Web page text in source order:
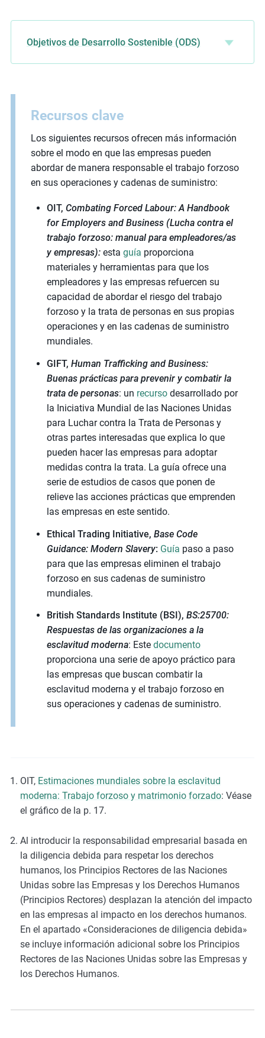
Objetivos de Desarrollo Sostenible (ODS)
Recursos clave
Los siguientes recursos ofrecen más información
sobre el modo en que las empresas pueden
abordar de manera responsable el trabajo forzoso
en sus operaciones y cadenas de suministro:
OIT, Combating Forced Labour: A Handbook
for Employers and Business (Lucha contra el
trabajo forzoso: manual para empleadores/as
y empresas):esta guía proporciona
materiales y herramientas para que los
empleadores y las empresas refuercen su
capacidad de abordar el riesgo del trabajo
forzoso y la trata de personas en sus propias
operaciones y en las cadenas de suministro
mundiales.
GIFT, Human Trafficking and Business:
Buenas prácticas para prevenir y combatir la
trata de personas: un recursodesarrollado por
la Iniciativa Mundial de las Naciones Unidas
para Luchar contra la Trata de Personas y
otras partes interesadas que explica lo que
pueden hacer las empresas para adoptar
medidas contra la trata. La guía ofrece una
serie de estudios de casos que ponen de
relieve las acciones prácticas que emprenden
las empresas en este sentido.
Ethical Trading Initiative, Base Code
Guidance: Modern Slavery: Guía paso a paso
para que las empresas eliminen el trabajo
forzoso en sus cadenas de suministro
mundiales.
British Standards Institute (BSI), BS:25700:
Respuestas de las organizaciones a la
esclavitud moderna: Este documento
proporciona una serie de apoyo práctico para
las empresas que buscan combatir la
esclavitud moderna y el trabajo forzoso en
sus operaciones y cadenas de suministro.
OIT, Estimaciones mundiales sobre la esclavitud
moderna: Trabajo forzoso y matrimonio forzado: Véase
el gráfico de la p. 17.
Al introducir la responsabilidad empresarial basada en
la diligencia debida para respetar los derechos
humanos, los Principios Rectores de las Naciones
Unidas sobre las Empresas y los Derechos Humanos
(Principios Rectores) desplazan la atención del impacto
en las empresas al impacto en los derechos humanos.
En el apartado «Consideraciones de diligencia debida»
se incluye información adicional sobre los Principios
Rectores de las Naciones Unidas sobre las Empresas y
los Derechos Humanos.